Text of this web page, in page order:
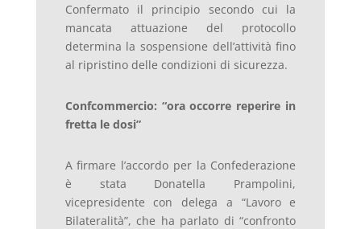
Confermato il principio secondo cui la
mancata attuazione del protocollo
determina la sospensione dell’attività fino
al ripristino delle condizioni di sicurezza.
Confcommercio: “ora occorre reperire in
fretta le dosi”
A firmare l’accordo per la Confederazione
è stata Donatella Prampolini,
vicepresidente con delega a “Lavoro e
Bilateralità”, che ha parlato di “confronto